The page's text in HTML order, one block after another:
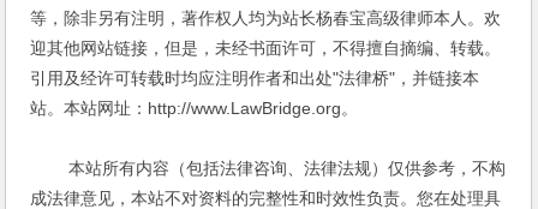
等，除非另有注明，著作权人均为站长杨春宝高级律师本人。欢
迎其他网站链接，但是，未经书面许可，不得擅自摘编、转载。
引用及经许可转载时均应注明作者和出处"法律桥"，并链接本
站。本站网址：http://www.LawBridge.org。
本站所有内容（包括法律咨询、法律法规）仅供参考，不构
成法律意见，本站不对资料的完整性和时效性负责。您在处理具